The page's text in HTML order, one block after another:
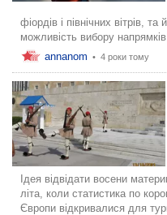
фіордів і північних вітрів,
можливість вибору напрямків
annanom • 4 роки тому
Ідея відвідати восени
літа, коли статистика по
Європи відкривалися для